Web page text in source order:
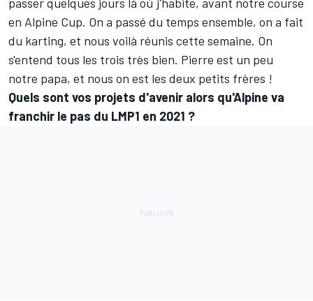
passer quelques jours là où j'habite, avant notre course
en Alpine Cup. On a passé du temps ensemble, on a fait
du karting, et nous voilà réunis cette semaine. On
s'entend tous les trois très bien. Pierre est un peu
notre papa, et nous on est les deux petits frères !
Quels sont vos projets d'avenir alors qu'Alpine va
franchir le pas du LMP1 en 2021 ?